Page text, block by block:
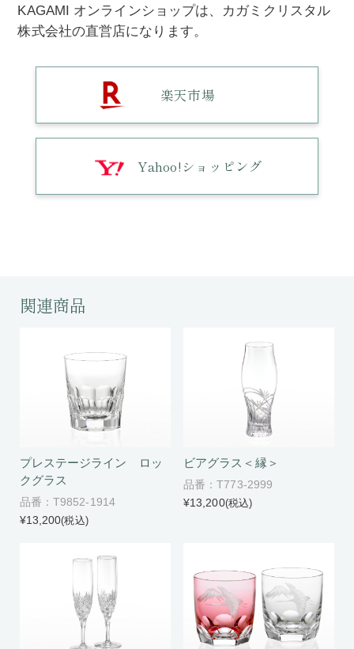
KAGAMI オンラインショップは、カガミクリスタル
株式会社の直営店になります。
楽天市場
Yahoo!ショッピング
関連商品
プレステージライン ロッ
クグラス
品番：T9852-1914
¥13,200(税込)
ビアグラス＜縁＞
品番：T773-2999
¥13,200(税込)